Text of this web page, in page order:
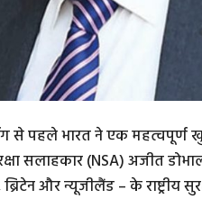
से पहले भारत ने एक
सलाहकार (NSA) अजीत
और न्यूजीलैंड – के राष्ट्रीय